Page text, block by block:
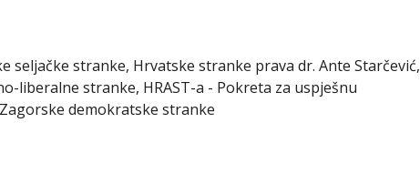
seljačke stranke, Hrvatske stranke prava dr. Ante Starčević,
liberalne stranke, HRAST-a - Pokreta za uspješnu
demokratske stranke